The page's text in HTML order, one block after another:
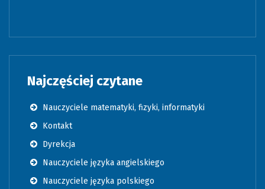
Najczęściej czytane
Nauczyciele matematyki, fizyki, informatyki
Kontakt
Dyrekcja
Nauczyciele języka angielskiego
Nauczyciele języka polskiego